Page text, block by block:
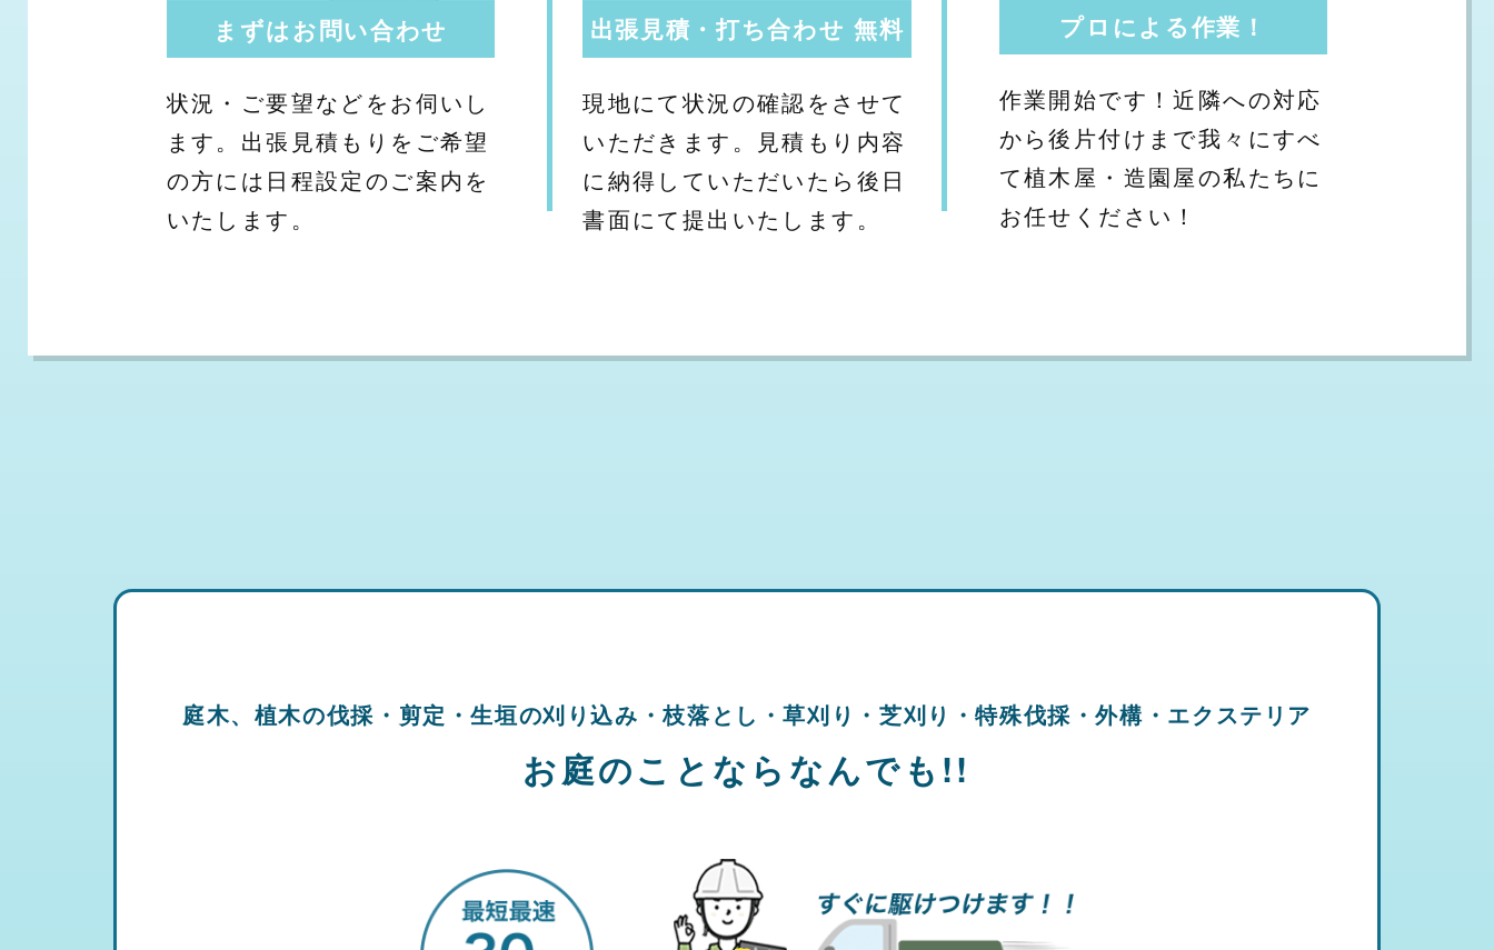
まずはお問い合わせ
状況・ご要望などをお伺いし
ます。出張見積もりをご希望
の方には日程設定のご案内を
いたします。
出張見積・打ち合わせ 無料
現地にて状況の確認をさせて
いただきます。見積もり内容
に納得していただいたら後日
書面にて提出いたします。
プロによる作業！
作業開始です！近隣への対応
から後片付けまで我々にすべ
て植木屋・造園屋の私たちに
お任せください！
庭木、植木の伐採・剪定・生垣の刈り込み・枝落とし・草刈り・ 芝刈り・特殊伐採・外構・エクステリア
お庭のことならなんでも!!